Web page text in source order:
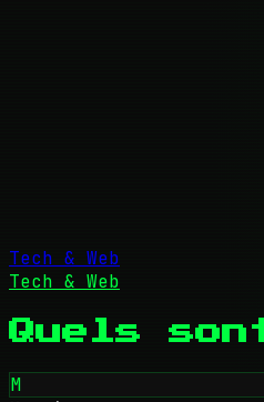
Tech & Web
Tech & Web
Quels
M